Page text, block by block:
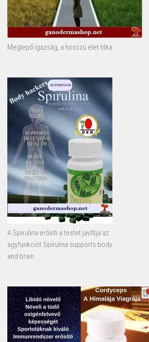
Meglepő igazság, a hosszú élet titka
A Spirulina erősíti a testet javfítja az
agyfunkciót Spirulina supports body
and brain